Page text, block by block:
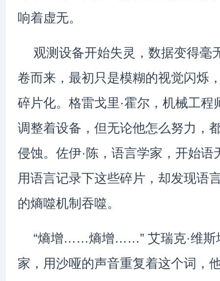
响着虚无。
观测设备开始失灵，数据变得毫
卷而来，最初只是模糊的视觉闪烁
碎片化。格雷戈里·霍尔，机械工程
调整着设备，但无论他怎么努力，
侵蚀。佐伊·陈，语言学家，开始语
用语言记录下这些碎片，却发现语
的熵噬机制吞噬。
“熵增……熵增……” 艾瑞克·维斯
家，用沙哑的声音重复着这个词，